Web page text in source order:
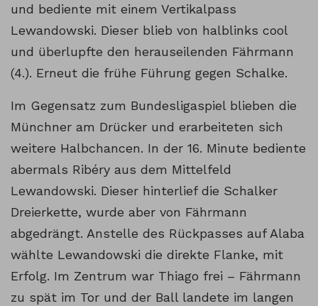
und bediente mit einem Vertikalpass
Lewandowski. Dieser blieb von halblinks cool
und überlupfte den herauseilenden Fährmann
(4.). Erneut die frühe Führung gegen Schalke.
Im Gegensatz zum Bundesligaspiel blieben die
Münchner am Drücker und erarbeiteten sich
weitere Halbchancen. In der 16. Minute bediente
abermals Ribéry aus dem Mittelfeld
Lewandowski. Dieser hinterlief die Schalker
Dreierkette, wurde aber von Fährmann
abgedrängt. Anstelle des Rückpasses auf Alaba
wählte Lewandowski die direkte Flanke, mit
Erfolg. Im Zentrum war Thiago frei – Fährmann
zu spät im Tor und der Ball landete im langen